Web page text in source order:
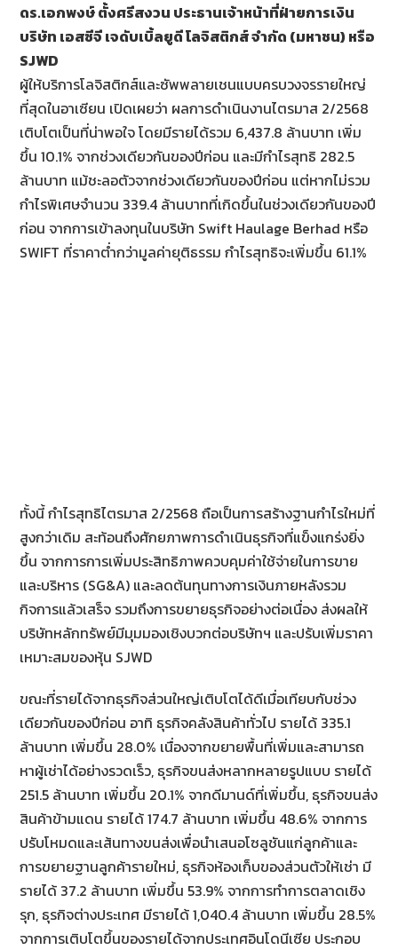
ดร.เอกพงษ์ ตั้งศรีสงวน ประธานเจ้าหน้าที่ฝ่ายการเงิน
บริษัท เอสซีจี เจดับเบิ้ลยูดี โลจิสติกส์ จำกัด (มหาชน) หรือ
SJWD
ผู้ให้บริการโลจิสติกส์และซัพพลายเชนแบบครบวงจรรายใหญ่
ที่สุดในอาเซียน เปิดเผยว่า ผลการดำเนินงานไตรมาส 2/2568
เติบโตเป็นที่น่าพอใจ โดยมีรายได้รวม 6,437.8 ล้านบาท เพิ่ม
ขึ้น 10.1% จากช่วงเดียวกันของปีก่อน และมีกำไรสุทธิ 282.5
ล้านบาท แม้ชะลอตัวจากช่วงเดียวกันของปีก่อน แต่หากไม่รวม
กำไรพิเศษจำนวน 339.4 ล้านบาทที่เกิดขึ้นในช่วงเดียวกันของปี
ก่อน จากการเข้าลงทุนในบริษัท Swift Haulage Berhad หรือ
SWIFT ที่ราคาต่ำกว่ามูลค่ายุติธรรม กำไรสุทธิจะเพิ่มขึ้น 61.1%
ทั้งนี้ กำไรสุทธิไตรมาส 2/2568 ถือเป็นการสร้างฐานกำไรใหม่ที่
สูงกว่าเดิม สะท้อนถึงศักยภาพการดำเนินธุรกิจที่แข็งแกร่งยิ่ง
ขึ้น จากการการเพิ่มประสิทธิภาพควบคุมค่าใช้จ่ายในการขาย
และบริหาร (SG&A) และลดต้นทุนทางการเงินภายหลังรวม
กิจการแล้วเสร็จ รวมถึงการขยายธุรกิจอย่างต่อเนื่อง ส่งผลให้
บริษัทหลักทรัพย์มีมุมมองเชิงบวกต่อบริษัทฯ และปรับเพิ่มราคา
เหมาะสมของหุ้น SJWD
ขณะที่รายได้จากธุรกิจส่วนใหญ่เติบโตได้ดีเมื่อเทียบกับช่วง
เดียวกันของปีก่อน อาทิ ธุรกิจคลังสินค้าทั่วไป รายได้ 335.1
ล้านบาท เพิ่มขึ้น 28.0% เนื่องจากขยายพื้นที่เพิ่มและสามารถ
หาผู้เช่าได้อย่างรวดเร็ว, ธุรกิจขนส่งหลากหลายรูปแบบ รายได้
251.5 ล้านบาท เพิ่มขึ้น 20.1% จากดีมานด์ที่เพิ่มขึ้น, ธุรกิจขนส่ง
สินค้าข้ามแดน รายได้ 174.7 ล้านบาท เพิ่มขึ้น 48.6% จากการ
ปรับโหมดและเส้นทางขนส่งเพื่อนำเสนอโซลูชันแก่ลูกค้าและ
การขยายฐานลูกค้ารายใหม่, ธุรกิจห้องเก็บของส่วนตัวให้เช่า มี
รายได้ 37.2 ล้านบาท เพิ่มขึ้น 53.9% จากการทำการตลาดเชิง
รุก, ธุรกิจต่างประเทศ มีรายได้ 1,040.4 ล้านบาท เพิ่มขึ้น 28.5%
จากการเติบโตขึ้นของรายได้จากประเทศอินโดนีเซีย ประกอบ